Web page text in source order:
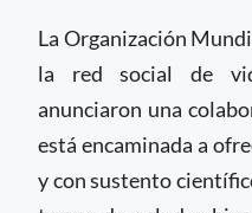
La Organización
la red social de
anunciaron una
está encaminada a
y con sustento